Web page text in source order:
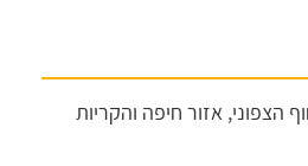
הצפוני, אזור חיפה והקריות